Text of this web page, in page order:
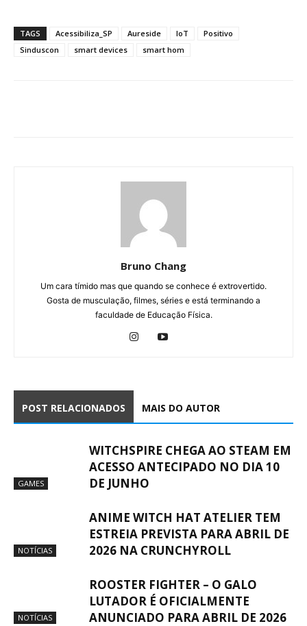
TAGS Acessibiliza_SP Aureside IoT
Positivo
Sinduscon
smart devices smart hom
Bruno Chang
Um cara tímido mas que quando se conhece é extrovertido.
Gosta de musculação, filmes, séries e está terminando a
faculdade de Educação Física.
POST RELACIONADOS MAIS DO AUTOR
GAMES
WITCHSPIRE CHEGA AO STEAM EM
ACESSO ANTECIPADO NO DIA 10
DE JUNHO
NOTÍCIAS
ANIME WITCH HAT ATELIER TEM
ESTREIA PREVISTA PARA ABRIL DE
2026 NA CRUNCHYROLL
NOTÍCIAS
ROOSTER FIGHTER – O GALO
LUTADOR É OFICIALMENTE
ANUNCIADO PARA ABRIL DE 2026